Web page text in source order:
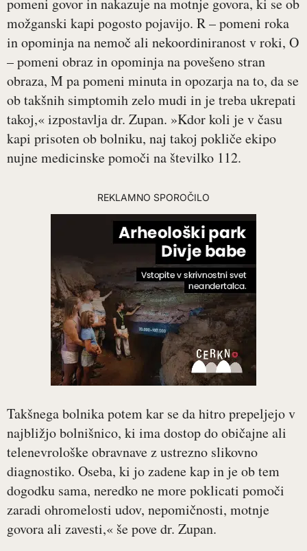
pomeni govor in nakazuje na motnje govora, ki se ob
možganski kapi pogosto pojavijo. R – pomeni roka
in opominja na nemoč ali nekoordiniranost v roki, O
– pomeni obraz in opominja na povešeno stran
obraza, M pa pomeni minuta in opozarja na to, da se
ob takšnih simptomih zelo mudi in je treba ukrepati
takoj,« izpostavlja dr. Zupan. »Kdor koli je v času
kapi prisoten ob bolniku, naj takoj pokliče ekipo
nujne medicinske pomoči na številko 112.
REKLAMNO SPOROČILO
Takšnega bolnika potem kar se da hitro prepeljejo v
najbližjo bolnišnico, ki ima dostop do običajne ali
telenevrološke obravnave z ustrezno slikovno
diagnostiko. Oseba, ki jo zadene kap in je ob tem
dogodku sama, neredko ne more poklicati pomoči
zaradi ohromelosti udov, nepomičnosti, motnje
govora ali zavesti,« še pove dr. Zupan.